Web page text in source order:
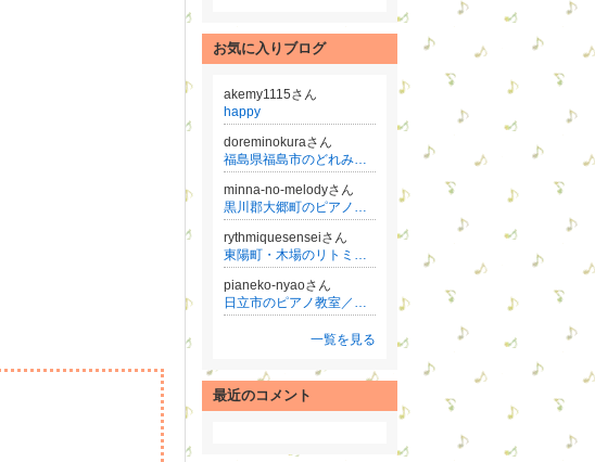
お気に入りブログ
akemy1115さん
happy
doreminokuraさん
福島県福島市のどれみ音楽教室（ハモンドオルガンの先生）のブログ
minna-no-melodyさん
黒川郡大郷町のピアノ教室 みんなの音楽教室Melody
rythmiquesenseiさん
東陽町・木場のリトミック・英語リトミック教室♪ドリームミュージック
pianeko-nyaoさん
日立市のピアノ教室／リトミック教室☆守谷市の親子リトミック♪
一覧を見る
最近のコメント